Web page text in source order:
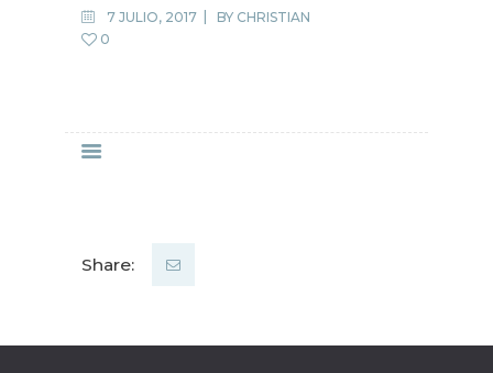
7 JULIO, 2017 BY CHRISTIAN
0
Share: